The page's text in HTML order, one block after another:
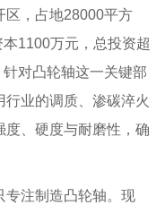
区，占地28000平方
1100万元，总投资超
对凸轮轴这一关键部
业的调质、渗碳淬火
度、硬度与耐磨性，确
专注制造凸轮轴。现